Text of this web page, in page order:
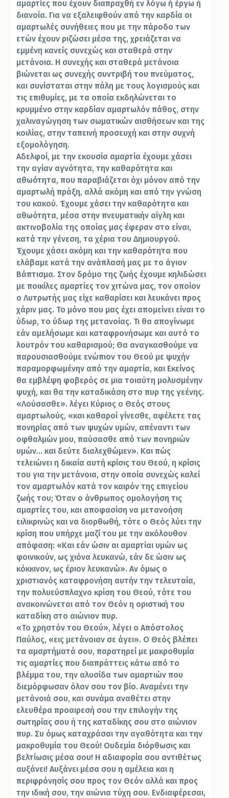
αμαρτίες που έχουν διαπραχθή εν λόγω ή έργω ή
διανοία. Για να εξαλειφθούν από την καρδία οι
αμαρτωλές συνήθειες που με την πάροδο των
ετών έχουν ριζώσει μέσα της, χρειάζεται να
εμμένη κανείς συνεχώς και σταθερά στην
μετάνοια. Η συνεχής και σταθερά μετάνοια
βιώνεται ως συνεχής συντριβή του πνεύματος,
και συνίσταται στην πάλη με τους λογισμούς και
τις επιθυμίες, με τα οποία εκδηλώνεται το
κρυμμένο στην καρδίαν αμαρτωλόν πάθος, στην
χαλιναγώγηση των σωματικών αισθήσεων και της
κοιλίας, στην ταπεινή προσευχή και στην συχνή
εξομολόγηση.
Αδελφοί, με την εκουσία αμαρτία έχουμε χάσει
την αγίαν αγνότητα, την καθαρότητα και
αθωότητα, που παραβιάζεται όχι μόνον από την
αμαρτωλή πράξη, αλλά ακόμη και από την γνώση
του κακού. Έχουμε χάσει την καθαρότητα και
αθωότητα, μέσα στην πνευματικήν αίγλη και
ακτινοβολία της οποίας μας έφεραν στο είναι,
κατά την γένεση, τα χέρια του Δημιουργού.
Έχουμε χάσει ακόμη και την καθαρότητα που
ελάβαμε κατά την ανάπλασή μας με το άγιον
Βάπτισμα. Στον δρόμο της ζωής έχουμε κηλιδώσει
με ποικίλες αμαρτίες τον χιτώνα μας, τον οποίον
ο Λυτρωτής μας είχε καθαρίσει και λευκάνει προς
χάριν μας. Το μόνο που μας έχει απομείνει είναι το
ύδωρ, το ύδωρ της μετανοίας. Τι θα απογίνωμε
εάν αμελήσωμε και καταφρονήσωμε και αυτό το
λουτρόν του καθαρισμού; Θα αναγκασθούμε να
παρουσιασθούμε ενώπιον του Θεού με ψυχήν
παραμορφωμένην από την αμαρτία, και Εκείνος
θα εμβλέψη φοβερός σε μια τοιαύτη μολυσμένην
ψυχή, και θα την καταδικάση στο πυρ της γεένης.
«Λούσασθε». λέγει Κύριος ο Θεός στους
αμαρτωλούς, «και καθαροί γίνεσθε, αφέλετε τας
πονηρίας από των ψυχών υμών, απέναντι των
οφθαλμών μου, παύσασθε από των πονηριών
υμών… και δεύτε διαλεχθώμεν». Και πώς
τελειώνει η δικαία αυτή κρίσις του Θεού, η κρίσις
του για την μετάνοια, στην οποία συνεχώς καλεί
τον αμαρτωλόν κατά τον καιρόν της επιγείου
ζωής του; Όταν ο άνθρωπος ομολογήση τις
αμαρτίες του, και αποφασίση να μετανοήση
ειλικρινώς και να διορθωθή, τότε ο Θεός λύει την
κρίση που υπήρχε μαζί του με την ακόλουθον
απόφαση: «Και εάν ώσιν αι αμαρτίαι υμών ως
φοινικούν, ως χιόνα λευκανώ, εάν δε ώσιν ως
κόκκινον, ως έριον λευκανώ». Αν όμως ο
χριστιανός καταφρονήση αυτήν την τελευταία,
την πολυεύσπλαχνο κρίση του Θεού, τότε του
ανακοινώνεται από τον Θεόν η οριστική του
καταδίκη στο αιώνιον πυρ.
«Το χρηστόν του Θεού», λέγει ο Απόστολος
Παύλος, «εις μετάνοιαν σε άγει». Ο Θεός βλέπει
τα αμαρτήματά σου, παρατηρεί με μακροθυμία
τις αμαρτίες που διαπράττεις κάτω από το
βλέμμα του, την αλυσίδα των αμαρτιών που
διεμόρφωσαν όλον σου τον βίο. Αναμένει την
μετάνοιά σου, και συνάμα αναθέτει στην
ελευθέρα προαιρεσή σου την επιλογήν της
σωτηρίας σου ή της καταδίκης σου στο αιώνιον
πυρ. Συ όμως καταχράσαι την αγαθότητα και την
μακροθυμία του Θεού! Ουδεμία διόρθωσις και
βελτίωσις μέσα σου! Η αδιαφορία σου αντιθέτως
αυξάνει! Αυξάνει μέσα σου η αμέλεια και η
περιφρόνησίς σου προς τον Θεόν αλλά και προς
την ιδική σου, την αιώνια τύχη σου. Ενδιαφέρεσαι,